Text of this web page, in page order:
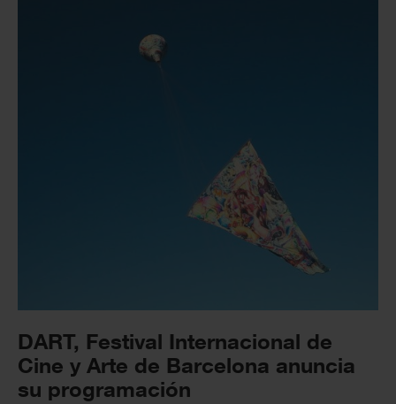
DART, Festival Internacional de
Cine y Arte de Barcelona anuncia
su programación